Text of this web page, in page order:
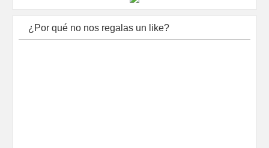
¿Por qué no nos regalas un like?